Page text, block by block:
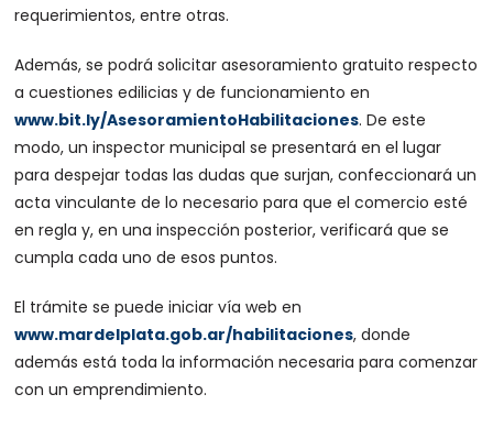
requerimientos, entre otras.
Además, se podrá solicitar asesoramiento gratuito respecto
a cuestiones edilicias y de funcionamiento en
www.bit.ly/AsesoramientoHabilitaciones. De este
modo, un inspector municipal se presentará en el lugar
para despejar todas las dudas que surjan, confeccionará un
acta vinculante de lo necesario para que el comercio esté
en regla y, en una inspección posterior, verificará que se
cumpla cada uno de esos puntos.
El trámite se puede iniciar vía web en
www.mardelplata.gob.ar/habilitaciones, donde
además está toda la información necesaria para comenzar
con un emprendimiento.